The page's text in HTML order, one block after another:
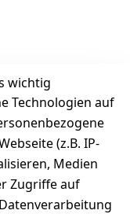
wichtig
Technologien auf
(z.B. IP-
Medien
Zugriffe auf
Zahle
bequem per